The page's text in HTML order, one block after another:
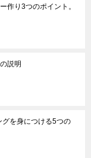
作り3つのポイント。
説明
グを身につける5つの